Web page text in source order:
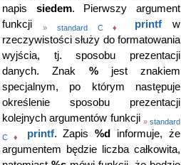
napis siedem. Pierwszy argument
funkcji
» standard C♦ printf w
rzeczywistości służy do formatowania
wyjścia, tj. sposobu prezentacji
danych. Znak %jest znakiem
specjalnym, po którym następuje
określenie sposobu prezentacji
kolejnych argumentów funkcji » standard
C ♦ printf. Zapis%d
informuje, że
argumentem będzie liczba całkowita,